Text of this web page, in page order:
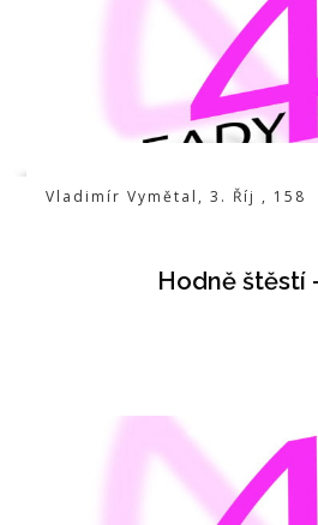
Vladimír Vymětal,3. Říj, 158
Hodně štěstí